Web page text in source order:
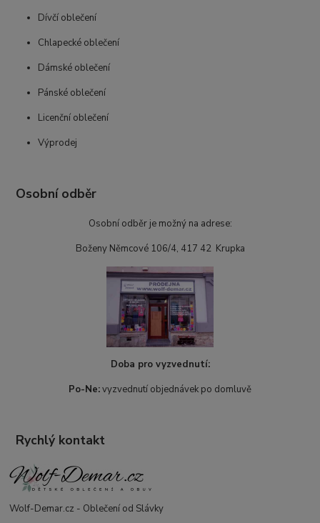
Dívčí oblečení
Chlapecké oblečení
Dámské oblečení
Pánské oblečení
Licenční oblečení
Výprodej
Osobní odběr
Osobní odběr je možný na adrese:
Boženy Němcové 106/4, 417 42 Krupka
Doba pro vyzvednutí:
Po-Ne:vyzvednutí objednávek po domluvě
Rychlý kontakt
Wolf-Demar.cz - Oblečení od Slávky